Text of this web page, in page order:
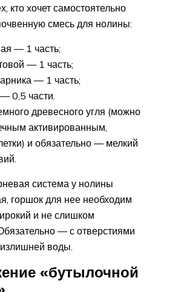
кто хочет самостоятельно
смесь для нолины:
— 1 часть;
— 1 часть;
— 1 часть;
0,5 части.
древесного угля (можно
активированным,
и обязательно — мелкий
система у нолины
горшок для нее необходим
и не слишком
— с отверстиями
воды.
«бутылочной